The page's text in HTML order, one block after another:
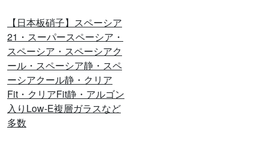
【日本板硝子】スペーシア
21・スーパースペーシア・
スペーシア・スペーシアク
ール・スペーシア静・スペ
ーシアクール静・クリア
Fit・クリアFit静・アルゴン
入りLow-E複層ガラスなど
多数